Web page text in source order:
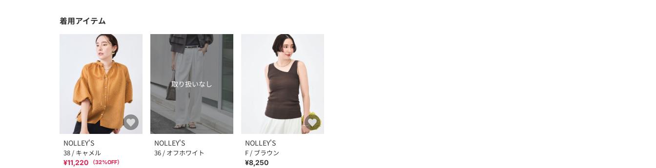
着用アイテム
NOLLEY'S
38 / キャメル
¥11,220 （32%OFF）
取り扱いなし
NOLLEY'S
36 / オフホワイト
NOLLEY'S
F / ブラウン
¥8,250